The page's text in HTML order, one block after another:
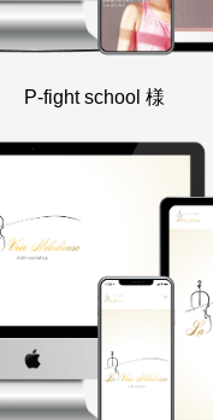
P-fight school 様